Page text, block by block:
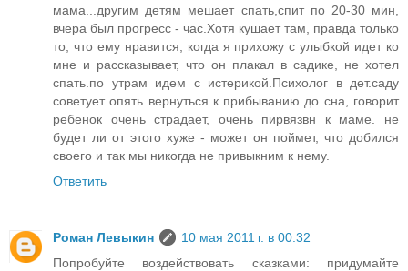
мама...другим детям мешает спать,спит по 20-30 мин,
вчера был прогресс - час.Хотя кушает там, правда только
то, что ему нравится, когда я прихожу с улыбкой идет ко
мне и рассказывает, что он плакал в садике, не хотел
спать.по утрам идем с истерикой.Психолог в дет.саду
советует опять вернуться к прибыванию до сна, говорит
ребенок очень страдает, очень пирвязвн к маме. не
будет ли от этого хуже - может он поймет, что добился
своего и так мы никогда не привыкним к нему.
Ответить
Роман Левыкин
10 мая 2011 г. в 00:32
Попробуйте воздействовать сказками: придумайте